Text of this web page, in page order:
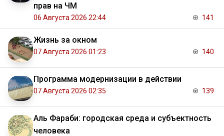
прав на ЧМ
06 Августа 2026 22:44 141
Жизнь за окном
07 Августа 2026 01:23 140
Программа модернизации в действии
07 Августа 2026 02:35 139
Аль Фараби: городская среда и субъектность
человека